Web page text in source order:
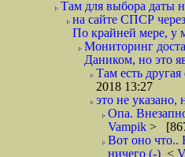
Там для выбора даты
на сайте СПСР
По крайней мере, у
Мониторинг
Даником, но это
Там есть
2018 13:27
это не
Опа.
Vampik >
Вот оно что..
ничего (-) <